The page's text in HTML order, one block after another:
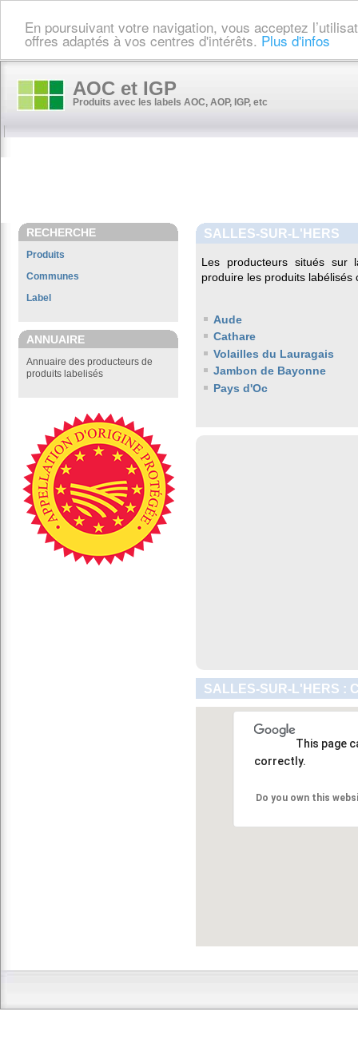
En poursuivant votre navigation, vous acceptez
offres adaptés à vos centres d'intérêts. Plus d'infos
AOC et IGP
Produits avec les labels AOC, AOP, IGP, etc
RECHERCHE
Produits
Communes
Label
ANNUAIRE
Annuaire des producteurs de
produits labelisés
SALLES-SUR-L'HERS
Les producteurs situés sur
produire les produits labélisés
Aude
Cathare
Volailles du Lauragais
Jambon de Bayonne
Pays d'Oc
SALLES-SUR-L'HERS :
This page
correctly.
Do you own this